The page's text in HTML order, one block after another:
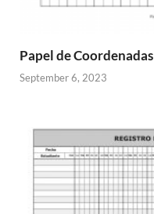
Papel de Coordenadas
September 6, 2023